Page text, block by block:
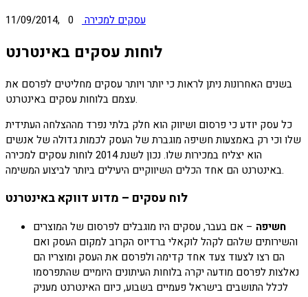
11/09/2014, עסקים למכירה 0
לוחות עסקים באינטרנט
בשנים האחרונות ניתן לראות כי יותר ויותר עסקים מחליטים לפרסם את
עצמם בלוחות עסקים באינטרנט.
כל עסק יודע כי פרסום ושיווק הוא חלק בלתי נפרד מההצלחה העתידית
שלו וכי רק באמצעות חשיפה מוגברת של העסק לכמות גדולה של אנשים
הוא יצליח במכירות שלו. נכון לשנת 2014 לוחות עסקים למכירה
באינטרנט הם אחד הכלים השיווקיים היעילים ביותר לביצוע המשימה.
לוח עסקים – מדוע דווקא באינטרנט
חשיפה – אם בעבר, עסקים היו מוגבלים לפרסום של המוצרים
והשירותים שלהם לקהל לוקאלי ברדיוס הקרוב למקום העסק ואם
הם רצו לצעוד צעד אחד קדימה ולפרסם את העסק ומוצריו הם
נאלצות לפרסם מודעה יקרה בלוחות העיתונים היומיים שהתפרסמו
לכלל התושבים בישראל פעמיים בשבוע, כיום האינטרנט מעניק